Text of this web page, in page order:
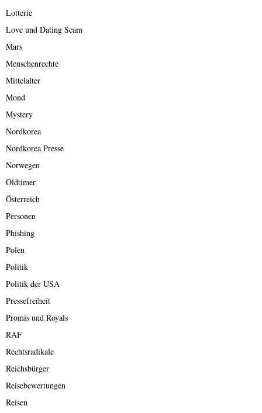
Lotterie
Love und Dating Scam
Mars
Menschenrechte
Mittelalter
Mond
Mystery
Nordkorea
Nordkorea Presse
Norwegen
Oldtimer
Österreich
Personen
Phishing
Polen
Politik
Politik der USA
Pressefreiheit
Promis und Royals
RAF
Rechtsradikale
Reichsbürger
Reisebewertungen
Reisen